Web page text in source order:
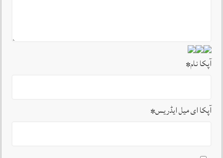
آپکا نام*
آپکا ای میل ایڈریس*